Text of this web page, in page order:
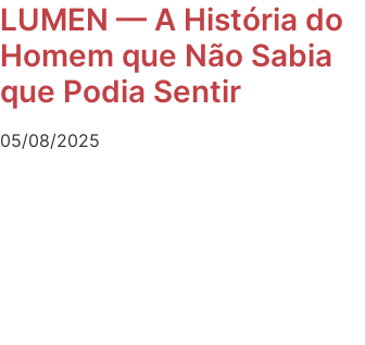
LUMEN — A História do
Homem que Não Sabia
que Podia Sentir
05/08/2025